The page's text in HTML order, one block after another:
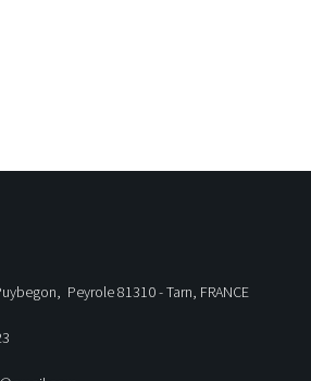
Peyrole 81310 - Tarn, FRANCE